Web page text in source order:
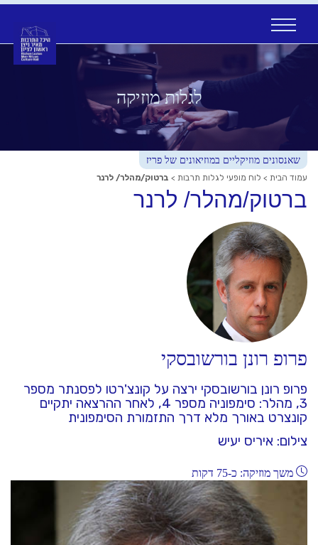
לגלות מוזיקה
שאנסונים מוזיקליים במוזיאונים של פריז
עמוד הבית > לוח מופעי לגלות תרבות > ברטוק/מהלר/ לרנר
ברטוק/מהלר/ לרנר
פרופ רונן בורשובסקי
פרופ רונן בורשובסקי ירצה על קונצ'רטו לפסנתר מספר
3, מהלר: סימפוניה מספר 4, לאחר ההרצאה יתקיים
קונצרט באורך מלא דרך התזמורת הסימפונית
צילום: איריס יעיש
משך מוזיקה: כ-75 דקות